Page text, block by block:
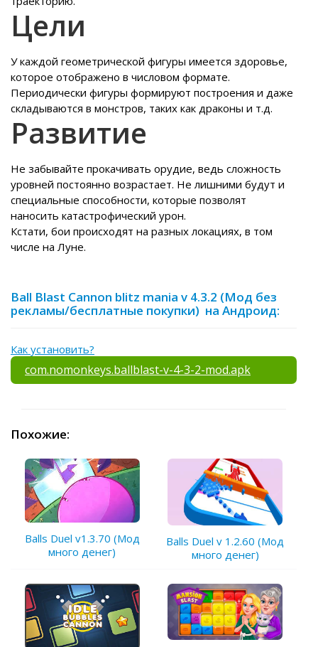
Цели
У каждой геометрической фигуры имеется здоровье,
которое отображено в числовом формате.
Периодически фигуры формируют построения и даже
складываются в монстров, таких как драконы и т.д.
Развитие
Не забывайте прокачивать орудие, ведь сложность
уровней постоянно возрастает. Не лишними будут и
специальные способности, которые позволят
наносить катастрофический урон.
Кстати, бои происходят на разных локациях, в том
числе на Луне.
Ball Blast Cannon blitz mania v 4.3.2 (Мод без
рекламы/бесплатные покупки) на Андроид:
Как установить?
com.nomonkeys.ballblast-v-4-3-2-mod.apk
Похожие:
Balls Duel v1.3.70 (Мод
много денег)
Balls Duel v 1.2.60 (Мод
много денег)